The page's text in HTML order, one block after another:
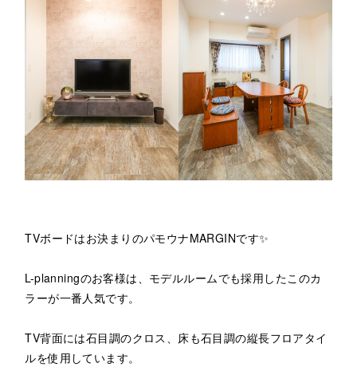
TVボードはお決まりのパモウナMARGINです✨
L-planningのお客様は、モデルルームでも採用したこのカ
ラーが一番人気です。
TV背面には石目調のクロス、床も石目調の縦長フロアタイ
ルを使用しています。